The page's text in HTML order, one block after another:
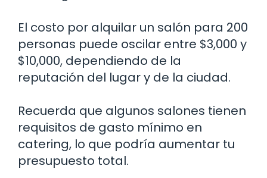
El costo por alquilar un salón para 200
personas puede oscilar entre $3,000 y
$10,000, dependiendo de la
reputación del lugar y de la ciudad.
Recuerda que algunos salones tienen
requisitos de gasto mínimo en
catering, lo que podría aumentar tu
presupuesto total.